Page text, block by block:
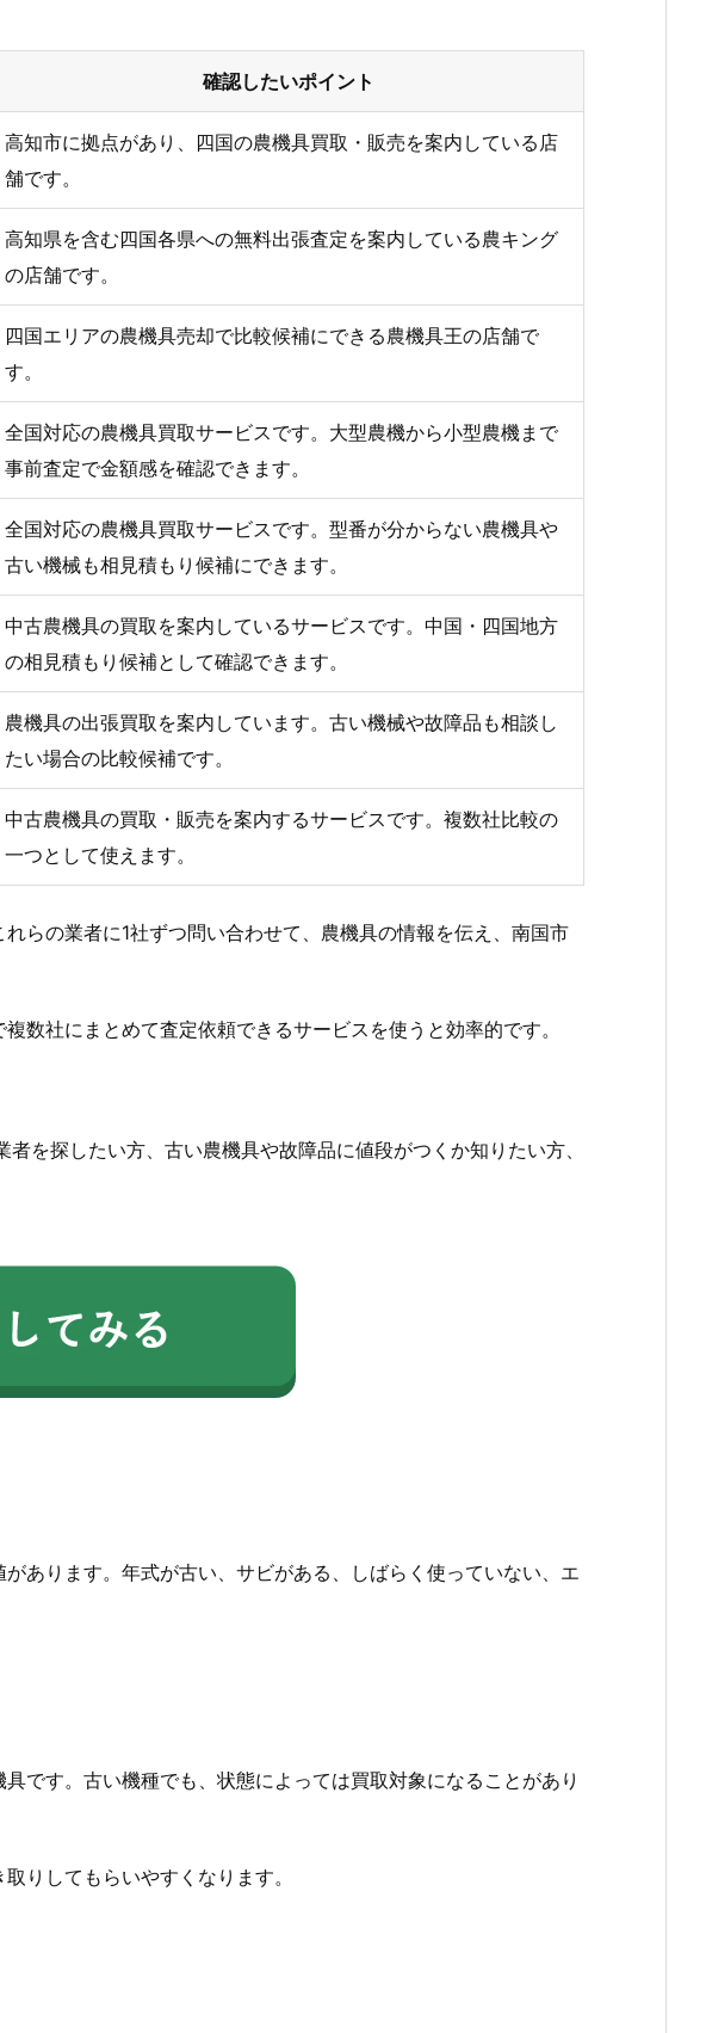
確認したいポイント
高知市に拠点があり、四国の農機具買取・販売を案内している店
舗です。
高知県を含む四国各県への無料出張査定を案内している農キング
の店舗です。
四国エリアの農機具売却で比較候補にできる農機具王の店舗で
す。
全国対応の農機具買取サービスです。大型農機から小型農機まで
事前査定で金額感を確認できます。
全国対応の農機具買取サービスです。型番が分からない農機具や
古い機械も相見積もり候補にできます。
中古農機具の買取を案内しているサービスです。中国・四国地方
の相見積もり候補として確認できます。
農機具の出張買取を案内しています。古い機械や故障品も相談し
たい場合の比較候補です。
中古農機具の買取・販売を案内するサービスです。複数社比較の
一つとして使えます。
らの業者に1社ずつ問い合わせて、農機具の情報を伝え、南国市
数社にまとめて査定依頼できるサービスを使うと効率的です。
を探したい方、古い農機具や故障品に値段がつくか知りたい方、
あります。年式が古い、サビがある、しばらく使っていない、エ
です。古い機種でも、状態によっては買取対象になることがあり
りしてもらいやすくなります。